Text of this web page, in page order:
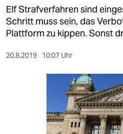
sport
berlin
nord
wahrheit
Elf Strafverfahren sind
Schritt muss sein, das
Plattform zu kippen. Sonst
20.8.2019 10:07 Uhr